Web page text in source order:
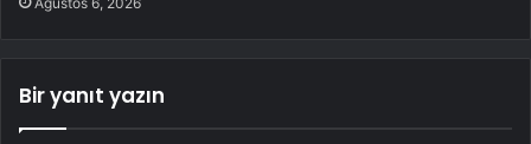
Bir yanıt yazın